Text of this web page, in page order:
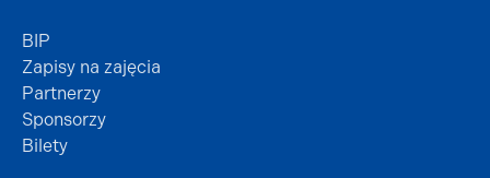
BIP
Zapisy na zajęcia
Partnerzy
Sponsorzy
Bilety